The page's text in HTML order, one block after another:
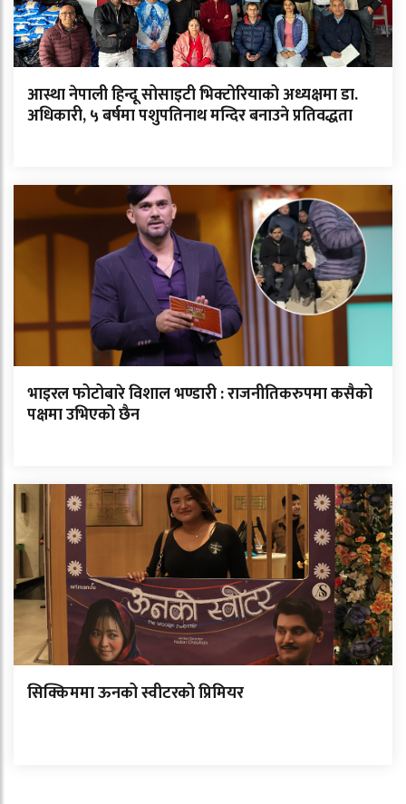
आस्था नेपाली हिन्दू सोसाइटी भिक्टोरियाको अध्यक्षमा डा.
अधिकारी, ५ बर्षमा पशुपतिनाथ मन्दिर बनाउने प्रतिवद्धता
भाइरल फोटोबारे विशाल भण्डारी : राजनीतिकरुपमा कसैको
पक्षमा उभिएको छैन
सिक्किममा ऊनको स्वीटरको प्रिमियर